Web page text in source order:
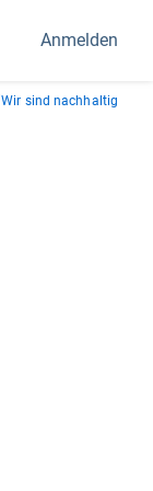
Anmelden
Wir sind nachhaltig